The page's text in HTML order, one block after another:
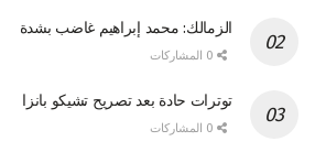
الزمالك: محمد إبراهيم غاضب بشدة
توترات حادة بعد تصريح تشيكو بانزا